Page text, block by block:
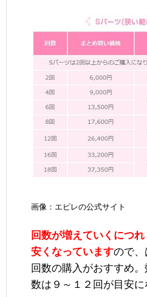
画像：エピレの公式サイト
回数が増えていくにつ
安くなっていますので、
回数の購入がおすすめ
数は９～１２回が目安に